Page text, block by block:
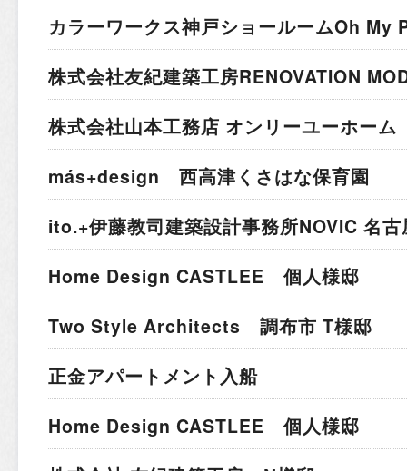
カラーワークス神戸ショールームOh My
株式会社友紀建築工房RENOVATION
株式会社山本工務店 オンリーユーホー
más+design 西高津くさはな保育園
ito.+伊藤教司建築設計事務所NOVIC 名
Home Design CASTLEE 個人様邸
Two Style Architects 調布市 T様邸
正金アパートメント入船
Home Design CASTLEE 個人様邸